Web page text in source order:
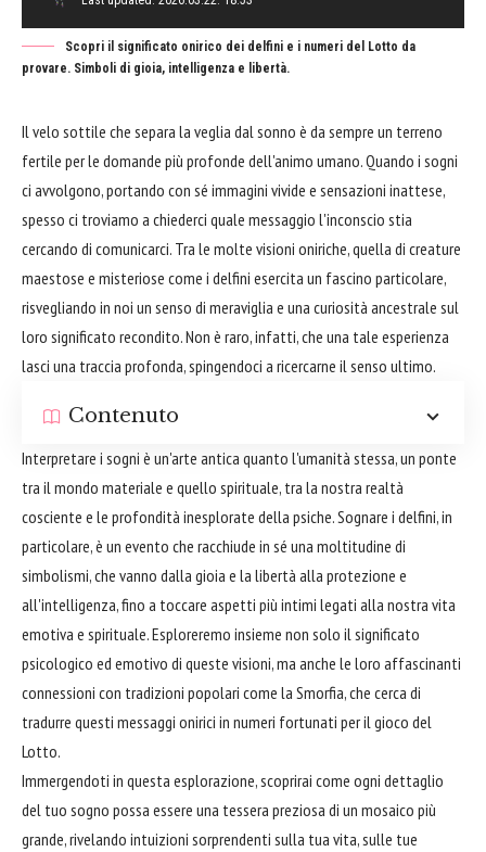
Scopri il significato onirico dei delfini e i numeri del Lotto da
provare. Simboli di gioia, intelligenza e libertà.
Il velo sottile che separa la veglia dal sonno è da sempre un terreno
fertile per le domande più profonde dell'animo umano. Quando i sogni
ci avvolgono, portando con sé immagini vivide e sensazioni inattese,
spesso ci troviamo a chiederci quale messaggio l'inconscio stia
cercando di comunicarci. Tra le molte visioni oniriche, quella di creature
maestose e misteriose come i delfini esercita un fascino particolare,
risvegliando in noi un senso di meraviglia e una curiosità ancestrale sul
loro significato recondito. Non è raro, infatti, che una tale esperienza
lasci una traccia profonda, spingendoci a ricercarne il senso ultimo.
Contenuto
Interpretare i sogni è un'arte antica quanto l'umanità stessa, un ponte
tra il mondo materiale e quello spirituale, tra la nostra realtà
cosciente e le profondità inesplorate della psiche. Sognare i delfini, in
particolare, è un evento che racchiude in sé una moltitudine di
simbolismi, che vanno dalla gioia e la libertà alla protezione e
all'intelligenza, fino a toccare aspetti più intimi legati alla nostra vita
emotiva e spirituale. Esploreremo insieme non solo il significato
psicologico ed emotivo di queste visioni, ma anche le loro affascinanti
connessioni con tradizioni popolari come la Smorfia, che cerca di
tradurre questi messaggi onirici in numeri fortunati per il gioco del
Lotto.
Immergendoti in questa esplorazione, scoprirai come ogni dettaglio
del tuo sogno possa essere una tessera preziosa di un mosaico più
grande, rivelando intuizioni sorprendenti sulla tua vita, sulle tue